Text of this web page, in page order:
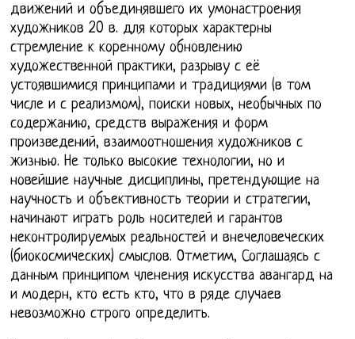
движений и объединявшего их умонастроения
художников 20 в. для которых характерны
стремление к коренному обновлению
художественной практики, разрыву с её
устоявшимися принципами и традициями (в том
числе и с реализмом), поиски новых, необычных по
содержанию, средств выражения и форм
произведений, взаимоотношения художников с
жизнью. Не только высокие технологии, но и
новейшие научные дисциплины, претендующие на
научность и объективность теории и стратегии,
начинают играть роль носителей и гарантов
неконтролируемых реальностей и внечеловеческих
(биокосмических) смыслов. Отметим, Соглашаясь с
данным принципом членения искусства авангард на
и модерн, кто есть кто, что в ряде случаев
невозможно строго определить.